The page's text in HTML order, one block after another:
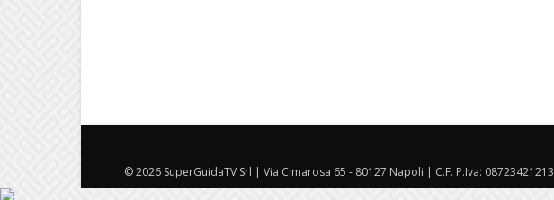
© 2026 SuperGuidaTV Srl | Via Cimarosa 65 - 80127 Napoli | C.F. P.Iva: 08723421213